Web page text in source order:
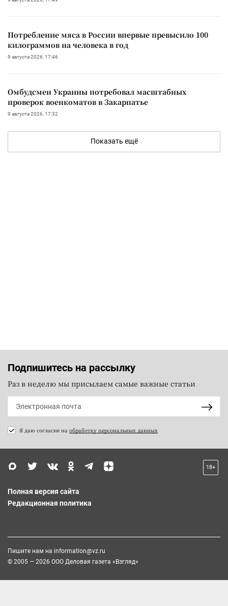
Потребление мяса в России впервые превысило 100
килограммов на человека в год
9 августа 2026, 17:46
Омбудсмен Украины потребовал масштабных
проверок военкоматов в Закарпатье
9 августа 2026, 17:32
Показать ещё
Подпишитесь на рассылку
Раз в неделю мы присылаем самые важные статьи
Я даю согласие на обработку персональных данных
18+
Полная версия сайта
Редакционная политика
Пишите нам на information@vz.ru
© 2005 — 2026 ООО Деловая газета «Взгляд»